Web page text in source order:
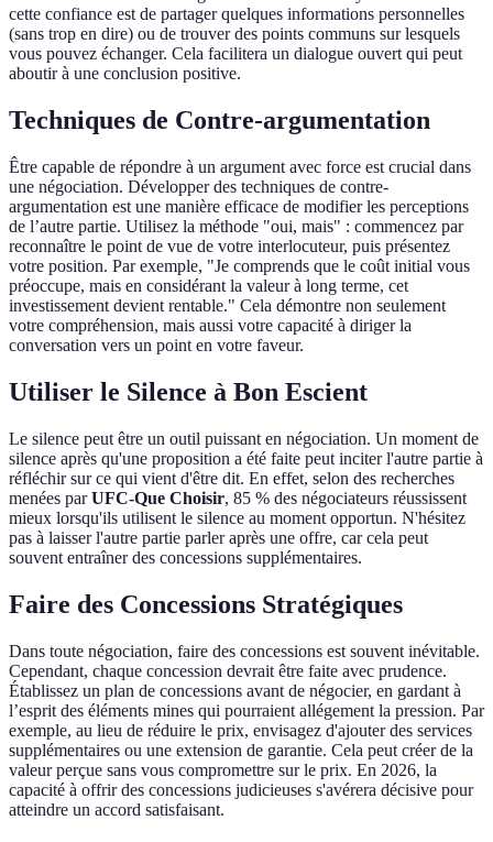
cette confiance est de partager quelques informations personnelles
(sans trop en dire) ou de trouver des points communs sur lesquels
vous pouvez échanger. Cela facilitera un dialogue ouvert qui peut
aboutir à une conclusion positive.
Techniques de Contre-argumentation
Être capable de répondre à un argument avec force est crucial dans
une négociation. Développer des techniques de contre-
argumentation est une manière efficace de modifier les perceptions
de l’autre partie. Utilisez la méthode "oui, mais" : commencez par
reconnaître le point de vue de votre interlocuteur, puis présentez
votre position. Par exemple, "Je comprends que le coût initial vous
préoccupe, mais en considérant la valeur à long terme, cet
investissement devient rentable." Cela démontre non seulement
votre compréhension, mais aussi votre capacité à diriger la
conversation vers un point en votre faveur.
Utiliser le Silence à Bon Escient
Le silence peut être un outil puissant en négociation. Un moment de
silence après qu'une proposition a été faite peut inciter l'autre partie à
réfléchir sur ce qui vient d'être dit. En effet, selon des recherches
menées parUFC-Que Choisir, 85 % des négociateurs réussissent
mieux lorsqu'ils utilisent le silence au moment opportun. N'hésitez
pas à laisser l'autre partie parler après une offre, car cela peut
souvent entraîner des concessions supplémentaires.
Faire des Concessions Stratégiques
Dans toute négociation, faire des concessions est souvent inévitable.
Cependant, chaque concession devrait être faite avec prudence.
Établissez un plan de concessions avant de négocier, en gardant à
l’esprit des éléments mines qui pourraient allégement la pression. Par
exemple, au lieu de réduire le prix, envisagez d'ajouter des services
supplémentaires ou une extension de garantie. Cela peut créer de la
valeur perçue sans vous compromettre sur le prix. En 2026, la
capacité à offrir des concessions judicieuses s'avérera décisive pour
atteindre un accord satisfaisant.